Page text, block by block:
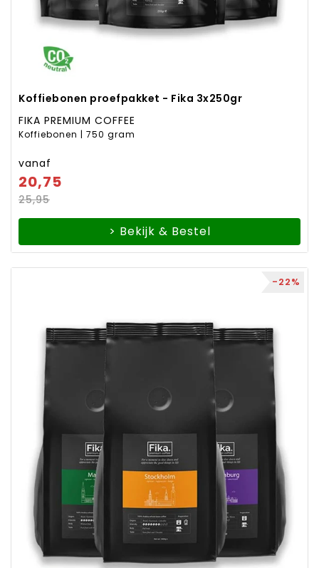
Koffiebonen proefpakket - Fika 3x250gr
FIKA PREMIUM COFFEE
Koffiebonen | 750 gram
vanaf
20,75
25,95
> Bekijk & Bestel
-22%